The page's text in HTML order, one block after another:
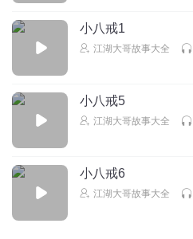
小八戒1
江湖大哥故事大全
小八戒5
江湖大哥故事大全
小八戒6
江湖大哥故事大全